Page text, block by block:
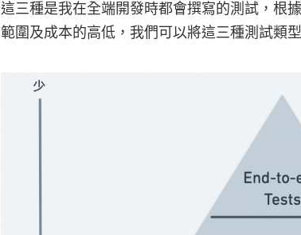
這三種是我在全端開發時都會撰寫的測試，根
範圍及成本的高低，我們可以將這三種測試類